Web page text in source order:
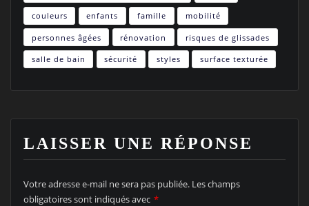
couleurs enfants famille mobilité
personnes âgées rénovation risques de glissades
salle de bain sécurité styles surface texturée
LAISSER UNE RÉPONSE
Votre adresse e-mail ne sera pas publiée. Les champs
obligatoires sont indiqués avec *